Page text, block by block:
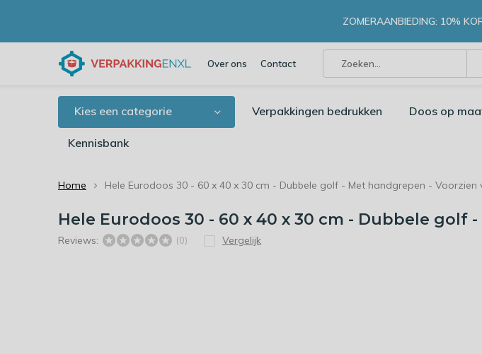
Over ons Contact
ZOMERAANBIEDING: 10%
Kies een categorie Verpakkingen bedrukken Doos op
Kennisbank
Home Hele Eurodoos 30 - 60 x 40 x 30 cm - Dubbele golf - Met handgrepen - Voorzien
Hele Eurodoos 30 - 60 x 40 x 30 cm - Dubbele golf
Reviews: (0) Vergelijk